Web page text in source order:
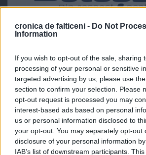
cronica de falticeni - Do Not
Information
If you wish to opt-out of the sale, sharing
processing of your personal or sensitive
targeted advertising by us, please use
section to confirm your selection. Please
opt-out request is processed you may
interest-based ads based on personal
us or personal information disclosed to
your opt-out. You may separately opt-out
disclosure of your personal information
IAB’s list of downstream participants.